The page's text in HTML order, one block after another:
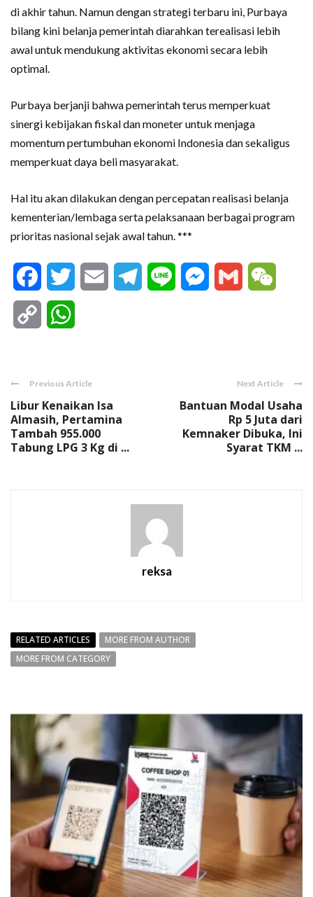
di akhir tahun. Namun dengan strategi terbaru ini, Purbaya
bilang kini belanja pemerintah diarahkan terealisasi lebih
awal untuk mendukung aktivitas ekonomi secara lebih
optimal.
Purbaya berjanji bahwa pemerintah terus memperkuat
sinergi kebijakan fiskal dan moneter untuk menjaga
momentum pertumbuhan ekonomi Indonesia dan sekaligus
memperkuat daya beli masyarakat.
Hal itu akan dilakukan dengan percepatan realisasi belanja
kementerian/lembaga serta pelaksanaan berbagai program
prioritas nasional sejak awal tahun. ***
FacebookTwitter Email Telegram
Line Messenger
Gmail
Copy
Previous Article
Libur Kenaikan Isa
Almasih, Pertamina
Tambah 955.000
Tabung LPG 3 Kg di ...
Next Article
Bantuan Modal Usaha
Rp 5 Juta dari
Kemnaker Dibuka, Ini
Syarat TKM ...
reksa
RELATED ARTICLES
MORE FROM AUTHOR
MORE FROM CATEGORY